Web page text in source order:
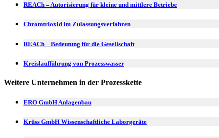
REACh – Autorisierung für kleine und mittlere Betriebe
Chromtrioxid im Zulassungsverfahren
REACh – Bedeutung für die Gesellschaft
Kreislaufführung von Prozesswasser
Weitere Unternehmen in der Prozesskette
ERO GmbH Anlagenbau
Krüss GmbH Wissenschaftliche Laborgeräte